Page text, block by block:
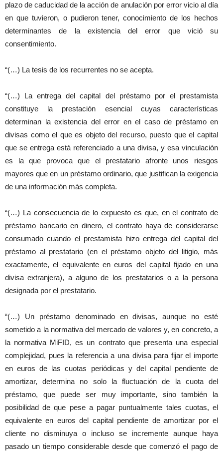
plazo de caducidad de la acción de anulación por error vicio al día
en que tuvieron, o pudieron tener, conocimiento de los hechos
determinantes de la existencia del error que vició su
consentimiento.
“(…) La tesis de los recurrentes no se acepta.
“(…) La entrega del capital del préstamo por el prestamista
constituye la prestación esencial cuyas características
determinan la existencia del error en el caso de préstamo en
divisas como el que es objeto del recurso, puesto que el capital
que se entrega está referenciado a una divisa, y esa vinculación
es la que provoca que el prestatario afronte unos riesgos
mayores que en un préstamo ordinario, que justifican la exigencia
de una información más completa.
“(…) La consecuencia de lo expuesto es que, en el contrato de
préstamo bancario en dinero, el contrato haya de considerarse
consumado cuando el prestamista hizo entrega del capital del
préstamo al prestatario (en el préstamo objeto del litigio, más
exactamente, el equivalente en euros del capital fijado en una
divisa extranjera), a alguno de los prestatarios o a la persona
designada por el prestatario.
“(…) Un préstamo denominado en divisas, aunque no esté
sometido a la normativa del mercado de valores y, en concreto, a
la normativa MiFID, es un contrato que presenta una especial
complejidad, pues la referencia a una divisa para fijar el importe
en euros de las cuotas periódicas y del capital pendiente de
amortizar, determina no solo la fluctuación de la cuota del
préstamo, que puede ser muy importante, sino también la
posibilidad de que pese a pagar puntualmente tales cuotas, el
equivalente en euros del capital pendiente de amortizar por el
cliente no disminuya o incluso se incremente aunque haya
pasado un tiempo considerable desde que comenzó el pago de